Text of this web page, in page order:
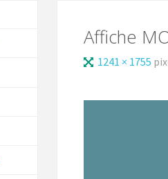
Affiche
1241 × 1755